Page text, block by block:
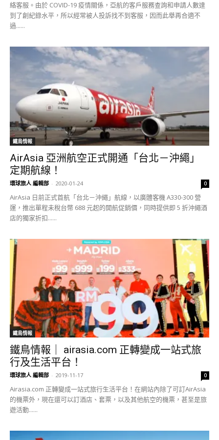
絡客服。由於 COVID-19 疫情關係，亞航的客戶服務查詢和申請人數達
到了創紀錄水平，所以經常被人投訴找不到客服，因而此舉再合適不
過......
鐵鳥情報
AirAsia 亞洲航空正式開通「台北－沖繩」
定期航線！
環球旅人 編輯部 - 2020-01-24 0
AirAsia 日前正式首航「台北－沖繩」航線，以廣體客機 A330-300 營
運，推出單程未稅台幣 688 元起的開航促銷價，同時提供即 5 折沖繩酒
店的獨家折扣......
鐵鳥情報
鐵鳥情報｜ airasia.com 正轉變成一站式旅
行及生活平台！
環球旅人 編輯部 - 2019-11-17 0
Airasia.com 正轉變成一站式旅行生活平台！在網站內除了可訂AirAsia
的機票外，現在還可以訂酒店、套票，以及其他航空的機票，甚至是旅
遊活動......